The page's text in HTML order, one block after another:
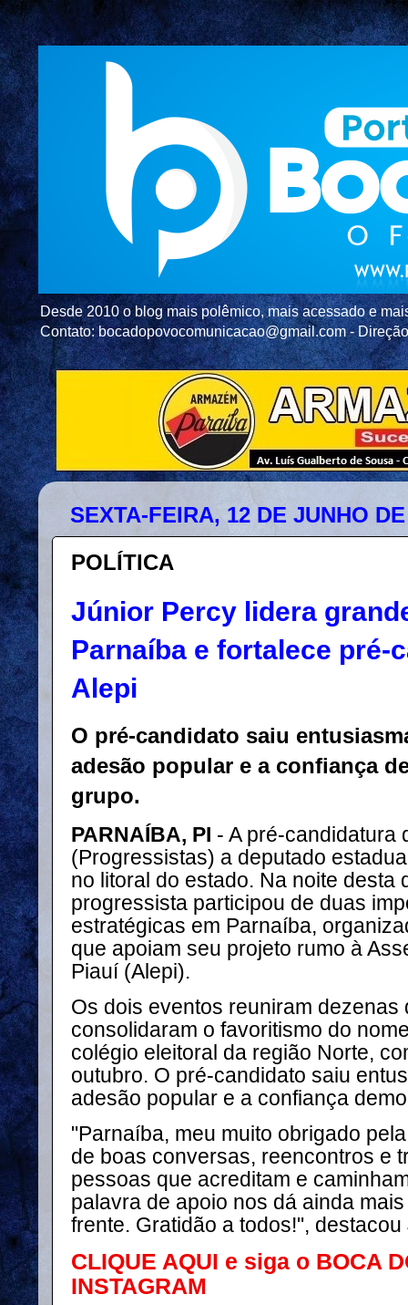
Desde 2010 o blog mais polêmico, mais acessado e
Contato: bocadopovocomunicacao@gmail.com -
SEXTA-FEIRA, 12 DE JUNHO
POLÍTICA
Júnior Percy lidera
Parnaíba e fortalece pré-
Alepi
O pré-candidato saiu
adesão popular e a confiança
grupo.
PARNAÍBA, PI - A pré-candidatura
(Progressistas) a deputado
no litoral do estado. Na noite desta
progressista participou de duas
estratégicas em Parnaíba,
que apoiam seu projeto rumo à
Piauí (Alepi).
Os dois eventos reuniram dezenas
consolidaram o favoritismo do
colégio eleitoral da região Norte,
outubro. O pré-candidato saiu
adesão popular e a confiança
"Parnaíba, meu muito obrigado
de boas conversas, reencontros e
pessoas que acreditam e
palavra de apoio nos dá ainda
frente. Gratidão a todos!",
CLIQUE AQUI e siga o BOCA
INSTAGRAM